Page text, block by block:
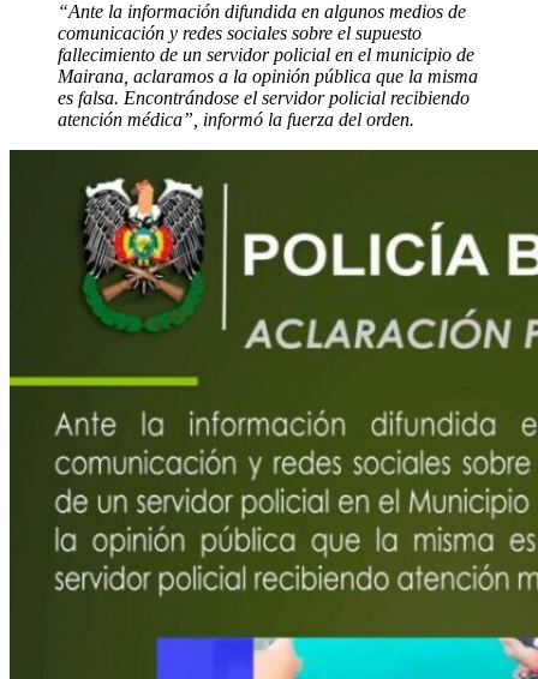
“Ante la información difundida en algunos medios de
comunicación y redes sociales sobre el supuesto
fallecimiento de un servidor policial en el municipio de
Mairana, aclaramos a la opinión pública que la misma
es falsa. Encontrándose el servidor policial recibiendo
atención médica”, informó la fuerza del orden.